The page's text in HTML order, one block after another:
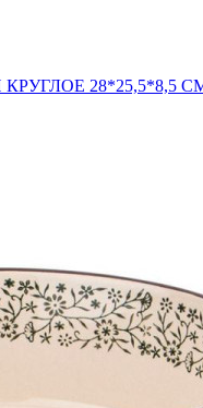
28*25,5*8,5